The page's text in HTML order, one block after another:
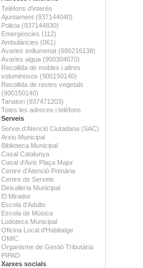
Telèfons d'interès
Ajuntament (937144040)
Policia (937144830)
Emergències (112)
Ambulàncies (061)
Avaries enllumenat (686216138)
Avaries aigua (900304070)
Recollida de mobles i altres
voluminosos (900150140)
Recollida de restes vegetals
(900150140)
Tanatori (937471203)
Totes les adreces i telèfons
Serveis
Servei d'Atenció Ciutadana (SAC)
Arxiu Municipal
Biblioteca Municipal
Casal Catalunya
Casal d'Avis Plaça Major
Centre d'Atenció Primària
Centre de Serveis
Deixalleria Municipal
El Mirador
Escola d'Adults
Escola de Música
Ludoteca Municipal
Oficina Local d'Habitatge
OMIC
Organisme de Gestió Tributària
PIPAD
Xarxes socials